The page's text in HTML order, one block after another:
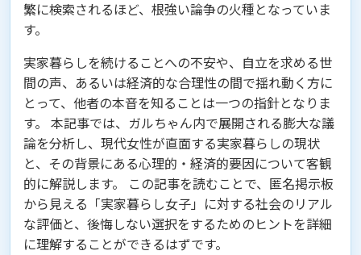
繁に検索されるほど、根強い論争の火種となっていま
す。
実家暮らしを続けることへの不安や、自立を求める世
間の声、あるいは経済的な合理性の間で揺れ動く方に
とって、他者の本音を知ることは一つの指針となりま
す。 本記事では、ガルちゃん内で展開される膨大な議
論を分析し、現代女性が直面する実家暮らしの現状
と、その背景にある心理的・経済的要因について客観
的に解説します。 この記事を読むことで、匿名掲示板
から見える「実家暮らし女子」に対する社会のリアル
な評価と、後悔しない選択をするためのヒントを詳細
に理解することができるはずです。